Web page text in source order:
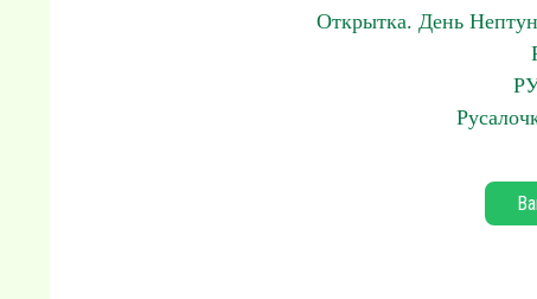
Открытка. День